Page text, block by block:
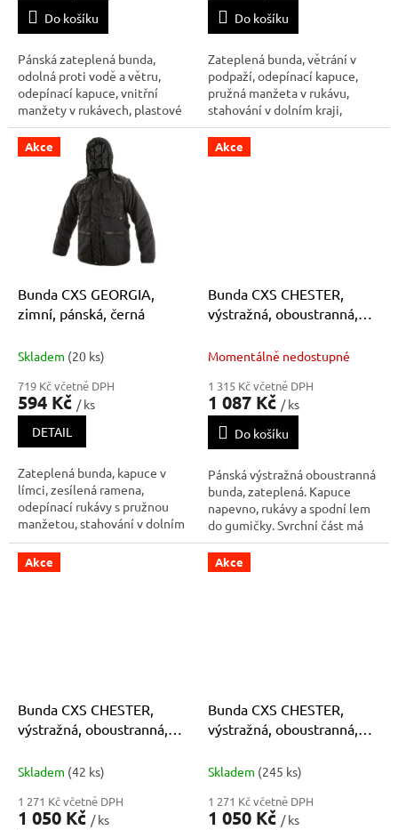
Do košíku
Pánská zateplená bunda,
odolná proti vodě a větru,
odepínací kapuce, vnitřní
manžety v rukávech, plastové
poutko pod svrchní kapsou,
stahování v dolním okraji,
lepené švy, TPU membrána,
reflexní doplňky. Náprsní kapsy
na zip nebo druky, dvě spodní
Do košíku
Zateplená bunda, větrání v
podpaží, odepínací kapuce,
pružná manžeta v rukávu,
stahování v dolním kraji,
lepené švy, reflexní výpustky,
voděodolná. Dvě spodní kapsy
na zip, jedna vnitřní kapsa na
Akce
Bunda CXS GEORGIA,
zimní, pánská, černá
Skladem (20 ks)
719 Kč včetně DPH
594 Kč / ks
DETAIL
Zateplená bunda, kapuce v
límci, zesílená ramena,
odepínací rukávy s pružnou
manžetou, stahování v dolním
okraji, 14 kapes.
Akce
Bunda CXS CHESTER,
výstražná, oboustranná,
Momentálně nedostupné
1 315 Kč včetně DPH
1 087 Kč / ks
Do košíku
Pánská výstražná oboustranná
bunda, zateplená. Kapuce
napevno, rukávy a spodní lem
do gumičky. Svrchní část má
náprsní kapsy na zip, boční
kapsy na zip a segmentované
reflexní pásky. Vnitřní strana
Akce
Bunda CXS CHESTER,
výstražná, oboustranná,
Skladem (42 ks)
1 271 Kč včetně DPH
1 050 Kč / ks
Akce
Bunda CXS CHESTER,
výstražná, oboustranná,
Skladem (245 ks)
1 271 Kč včetně DPH
1 050 Kč / ks